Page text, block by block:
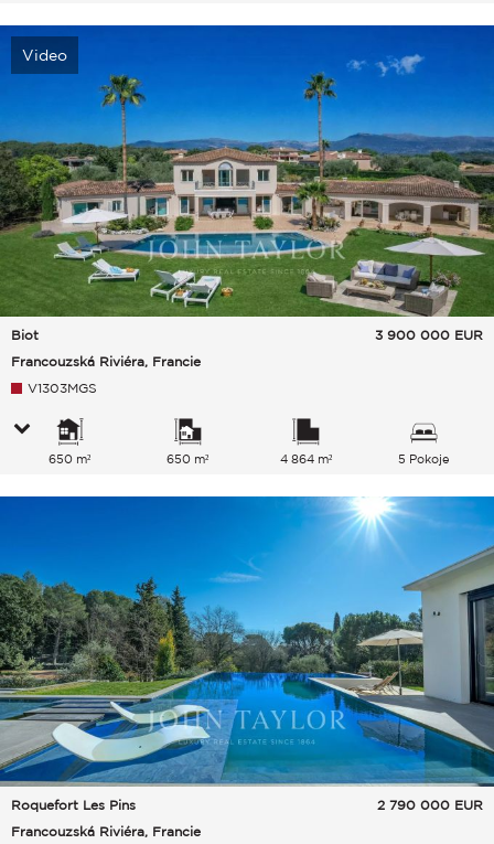
Video
Biot
Francouzská Riviéra, Francie
3 900 000 EUR
V1303MGS
650 m² 650 m² 4 864 m² 5 Pokoje
Roquefort Les Pins
Francouzská Riviéra, Francie
2 790 000 EUR